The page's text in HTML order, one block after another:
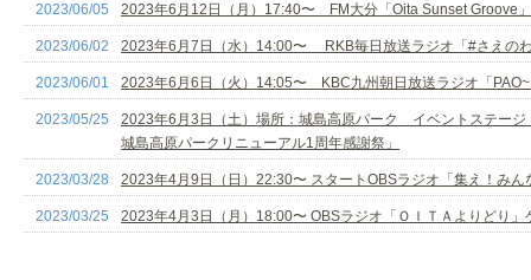
2023/06/05 2023年6月12日（月）17:40〜 FM大分「Oita Sunset Groove
2023/06/02 2023年6月7日（水）14:00〜 RKB毎日放送ラジオ「#さえの
2023/06/01 2023年6月6日（火）14:05〜 KBC九州朝日放送ラジオ「
2023/05/25
2023年6月3日（土）場所：城島高原パーク イベントステー
城島高原パークリニューアル1周年感謝祭」
2023/03/28 2023年4月9日（日）22:30〜 スタート​OBSラジオ「集え！み
2023/03/25 2023年4月3日（月）18:00〜 OBSラジオ「ＯＩＴＡよりどり」